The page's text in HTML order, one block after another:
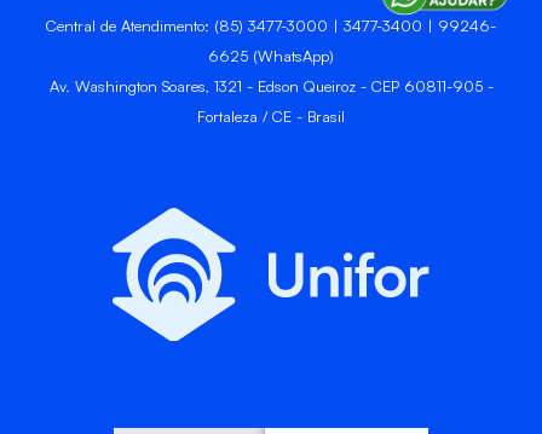
Central de Atendimento: (85) 3477-3000 | 3477-3400 | 99246-
6625 (WhatsApp)
Av. Washington Soares, 1321 - Edson Queiroz - CEP 60811-905 -
Fortaleza / CE - Brasil